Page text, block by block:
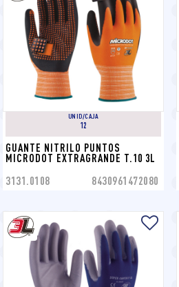
UNID/CAJA
12
GUANTE NITRILO PUNTOS
MICRODOT EXTRAGRANDE T.10 3L
3131.0108 8430961472080